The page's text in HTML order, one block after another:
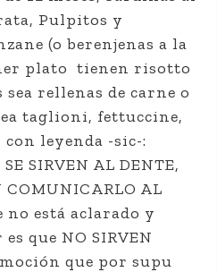
Pulpitos y
(o berenjenas a la
plato tienen risotto
rellenas de carne o
taglioni, fettuccine,
leyenda -sic-:
SIRVEN AL DENTE,
COMUNICARLO AL
no está aclarado y
que NO SIRVEN
moción que por supu